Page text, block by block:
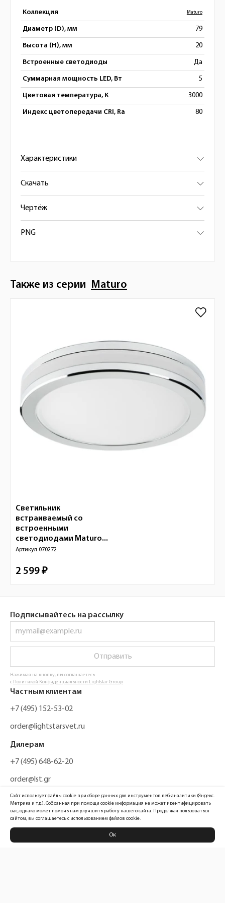
Коллекция Maturo
Диаметр (D), мм 79
Высота (H), мм 20
Встроенные светодиоды Да
Суммарная мощность LED, Вт 5
Цветовая температура, К 3000
Индекс цветопередачи CRI, Ra 80
Характеристики
Скачать
Чертёж
PNG
Также из серии Maturo
Светильник
встраиваемый со
встроенными
светодиодами Maturo...
Артикул 070272
2 599 ₽
Подписывайтесь на рассылку
Отправить
Нажимая на кнопку, вы соглашаетесь
с Политикой Конфиденциальности Lightstar Group
Частным клиентам
+7 (495) 152-53-02
order@lightstarsvet.ru
Дилерам
+7 (495) 648-62-20
order@lst.gr
Политика конфиденциальности
Сайт использует файлы cookie при сборе данных для инструментов веб-аналитики (Яндекс.
Метрика и т.д.). Собранная при помощи cookie информация не может идентифицировать
вас, однако может помочь нам улучшить работу нашего сайта. Продолжая пользоваться
сайтом, вы соглашаетесь с использованием файлов cookie.
Ок